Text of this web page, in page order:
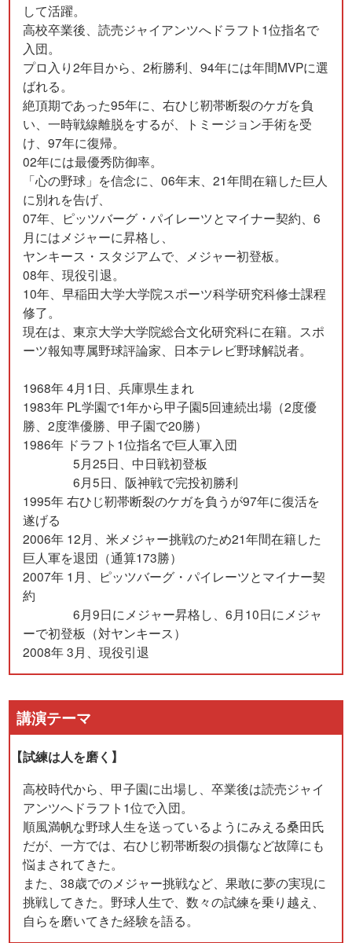
して活躍。
高校卒業後、読売ジャイアンツへドラフト1位指名で
入団。
プロ入り2年目から、2桁勝利、94年には年間MVPに選
ばれる。
絶頂期であった95年に、右ひじ靭帯断裂のケガを負
い、一時戦線離脱をするが、トミージョン手術を受
け、97年に復帰。
02年には最優秀防御率。
「心の野球」を信念に、06年末、21年間在籍した巨人
に別れを告げ、
07年、ピッツバーグ・パイレーツとマイナー契約、6
月にはメジャーに昇格し、
ヤンキース・スタジアムで、メジャー初登板。
08年、現役引退。
10年、早稲田大学大学院スポーツ科学研究科修士課程
修了。
現在は、東京大学大学院総合文化研究科に在籍。スポ
ーツ報知専属野球評論家、日本テレビ野球解説者。
1968年 4月1日、兵庫県生まれ
1983年 PL学園で1年から甲子園5回連続出場（2度優
勝、2度準優勝、甲子園で20勝）
1986年 ドラフト1位指名で巨人軍入団
5月25日、中日戦初登板
6月5日、阪神戦で完投初勝利
1995年 右ひじ靭帯断裂のケガを負うが97年に復活を
遂げる
2006年 12月、米メジャー挑戦のため21年間在籍した
巨人軍を退団（通算173勝）
2007年 1月、ピッツバーグ・パイレーツとマイナー契
約
6月9日にメジャー昇格し、6月10日にメジャ
ーで初登板（対ヤンキース）
2008年 3月、現役引退
講演テーマ
【試練は人を磨く】
高校時代から、甲子園に出場し、卒業後は読売ジャイ
アンツへドラフト1位で入団。
順風満帆な野球人生を送っているようにみえる桑田氏
だが、一方では、右ひじ靭帯断裂の損傷など故障にも
悩まされてきた。
また、38歳でのメジャー挑戦など、果敢に夢の実現に
挑戦してきた。野球人生で、数々の試練を乗り越え、
自らを磨いてきた経験を語る。